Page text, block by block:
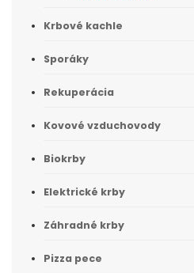
Krbové kachle
Sporáky
Rekuperácia
Kovové vzduchovody
Biokrby
Elektrické krby
Záhradné krby
Pizza pece